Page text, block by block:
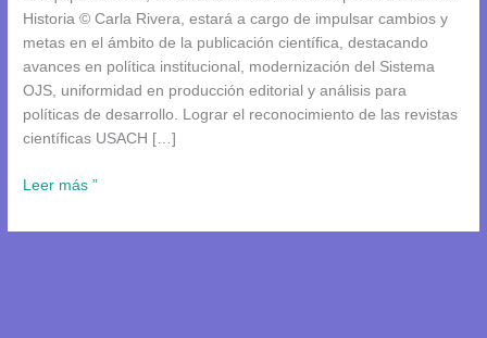
Historia © Carla Rivera, estará a cargo de impulsar cambios y
metas en el ámbito de la publicación científica, destacando
avances en política institucional, modernización del Sistema
OJS, uniformidad en producción editorial y análisis para
políticas de desarrollo. Lograr el reconocimiento de las revistas
científicas USACH […]
Leer más ”